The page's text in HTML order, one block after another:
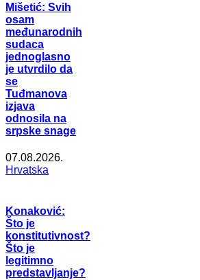
Mišetić: Svih
osam
međunarodnih
sudaca
jednoglasno
je utvrdilo da
se
Tuđmanova
izjava
odnosila na
srpske snage
07.08.2026.
Hrvatska
Konaković:
Što je
konstitutivnost?
Što je
legitimno
predstavljanje?